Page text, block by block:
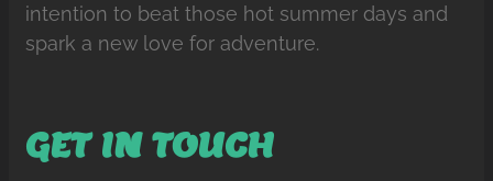
intention to beat those hot summer days and
spark a new love for adventure.
GET IN TOUCH